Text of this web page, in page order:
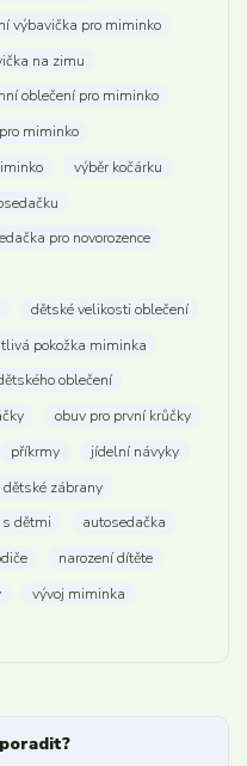
výbavička pro miminko
na zimu
oblečení pro miminko
miminko
výběr kočárku
pro novorozence
dětské velikosti oblečení
pokožka miminka
oblečení
obuv pro první krůčky
příkrmy
jídelní návyky
dětské zábrany
dětmi
autosedačka
narození dítěte
vývoj miminka